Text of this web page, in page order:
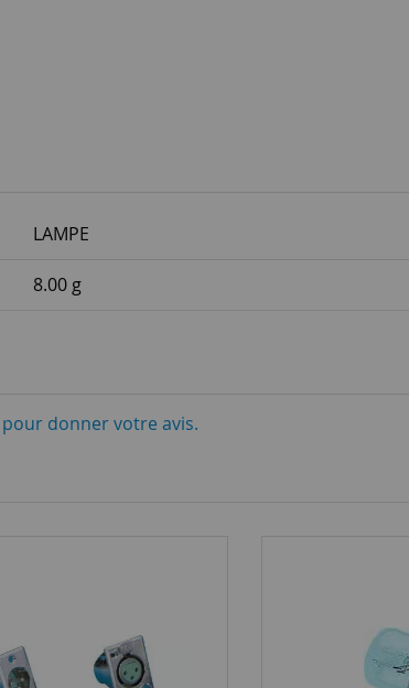
LAMPE
8.00 g
pour donner votre avis.